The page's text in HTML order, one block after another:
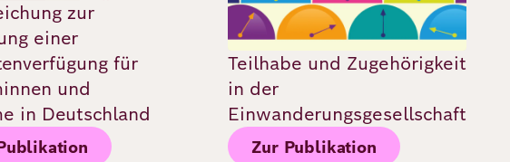
zur
einer
für
und
in Deutschland
Teilhabe und Zugehörigkeit
in der
Einwanderungsgesellschaft
Zur Publikation